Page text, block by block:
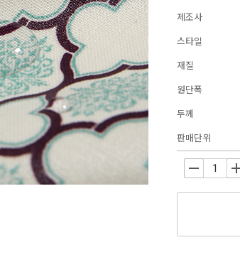
제조사
스타일
재질
원단폭
두께
판매단위
+